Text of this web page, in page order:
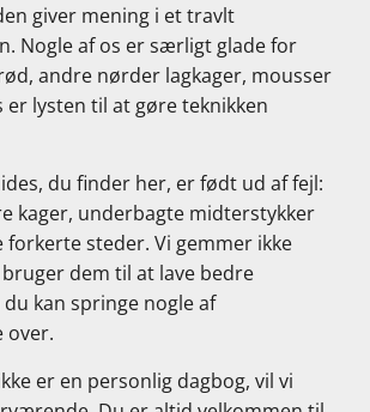
giver mening i et travlt
Nogle af os er særligt glade for
andre nørder lagkager, mousser
er lysten til at gøre teknikken
du finder her, er født ud af fejl:
kager, underbagte midterstykker
steder. Vi gemmer ikke
dem til at lave bedre
kan springe nogle af
over.
er en personlig dagbog, vil vi